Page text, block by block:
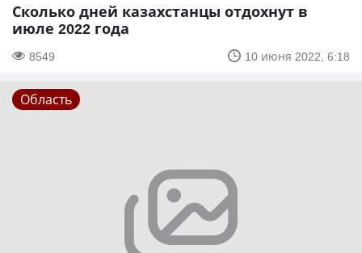
Сколько дней казахстанцы отдохнут в
июле 2022 года
8549 10 июня 2022, 6:18
Область